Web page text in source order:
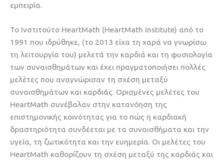
εμπειρία.
Το Ινστιτούτο HeartMath (HeartMath Institute) από το
1991 που ιδρύθηκε, (το 2013 είχα τη χαρά να γνωρίσω
τη λειτουργία του) μελετά την καρδιά και τη φυσιολογία
των συναισθημάτων και έχει πραγματοποιήσει πολλές
μελέτες που αναγνώρισαν τη σχέση μεταξύ
συναισθημάτων και καρδιάς. Ορισμένες μελέτες του
HeartMath συνέβαλαν στην κατανόηση της
επιστημονικής κοινότητας για το πώς η καρδιακή
δραστηριότητα συνδέεται με τα συναισθήματα και την
υγεία, τη ζωτικότητα και την ευημερία. Οι μελέτες του
HeartMath καθορίζουν τη σχέση μεταξύ της καρδιάς και